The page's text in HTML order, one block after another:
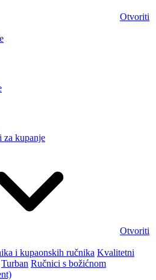
Otvoriti
za kupanje
Otvoriti
i kupaonskih ručnika Kvalitetni
Turban Ručnici s božićnom